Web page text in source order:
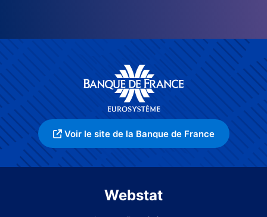
Voir le site de la Banque de France
Webstat